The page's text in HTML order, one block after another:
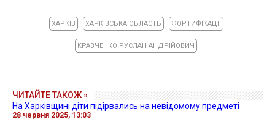
ХАРКІВ ХАРКІВСЬКА ОБЛАСТЬ ФОРТИФІКАЦІЇ
КРАВЧЕНКО РУСЛАН АНДРІЙОВИЧ
ЧИТАЙТЕ ТАКОЖ »
На Харківщині діти підірвались на невідомому предметі
28 червня 2025, 13:03